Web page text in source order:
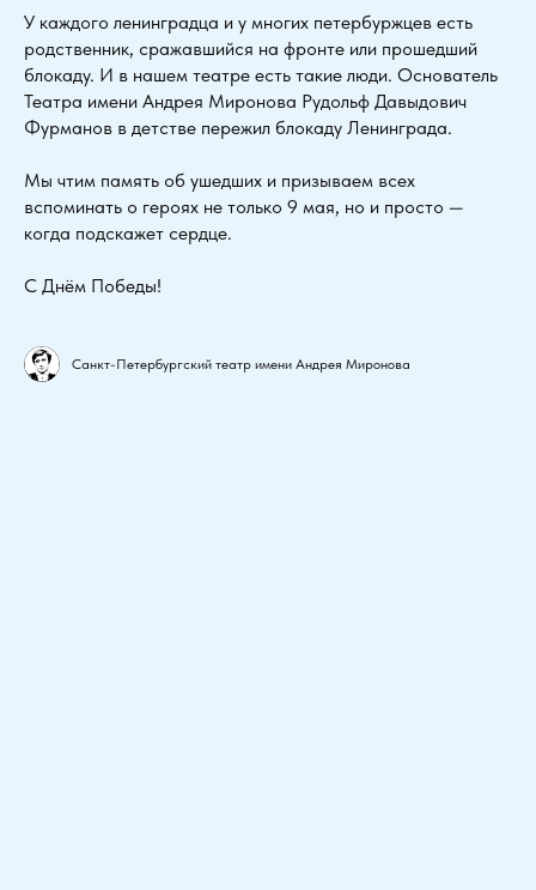
У каждого ленинградца и у многих петербуржцев есть
родственник, сражавшийся на фронте или прошедший
блокаду. И в нашем театре есть такие люди. Основатель
Театра имени Андрея Миронова Рудольф Давыдович
Фурманов в детстве пережил блокаду Ленинграда.
Мы чтим память об ушедших и призываем всех
вспоминать о героях не только 9 мая, но и просто —
когда подскажет сердце.
С Днём Победы!
Санкт-Петербургский театр имени Андрея Миронова